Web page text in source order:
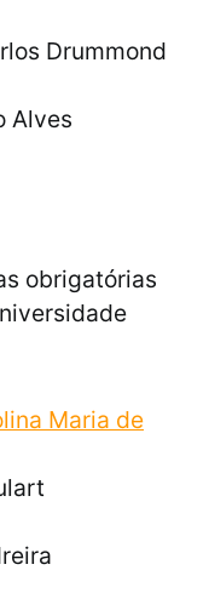
Drummond
Alves
obrigatórias
Maria de